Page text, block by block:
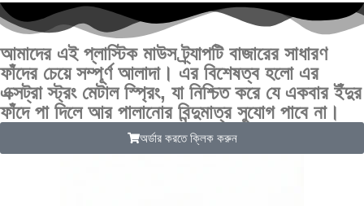
আমাদের এই প্লাস্টিক মাউস ট্র্যাপটি বাজারের সাধারণ
ফাঁদের চেয়ে সম্পূর্ণ আলাদা। এর বিশেষত্ব হলো এর
এক্সট্রা স্ট্রং মেটাল স্প্রিং, যা নিশ্চিত করে যে একবার ইঁদুর
ফাঁদে পা দিলে আর পালানোর বিন্দুমাত্র সুযোগ পাবে না।
অর্ডার করতে ক্লিক করুন